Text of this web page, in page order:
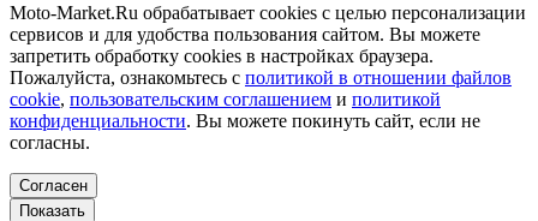
Moto-Market.Ru обрабатывает сookies с целью персонализации
сервисов и для удобства пользования сайтом. Вы можете
запретить обработку сookies в настройках браузера.
Пожалуйста, ознакомьтесь с политикой в отношении файлов
cookie, пользовательским соглашением и политикой
конфиденциальности. Вы можете покинуть сайт, если не
согласны.
Согласен
Показать